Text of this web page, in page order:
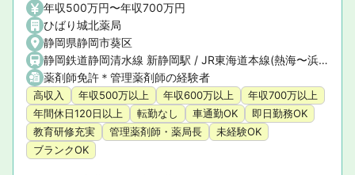
年収500万円〜年収700万円
ひばり城北薬局
静岡県静岡市葵区
静岡鉄道静岡清水線 新静岡駅 / JR東海道本線(熱海〜浜松) 静岡駅バス20分
薬剤師免許＊管理薬剤師の経験者
高収入 年収500万以上 年収600万以上
年収700万以上
年間休日120日以上
転勤なし 車通勤OK
即日勤務OK
教育研修充実
管理薬剤師・薬局長
未経験OK
ブランクOK